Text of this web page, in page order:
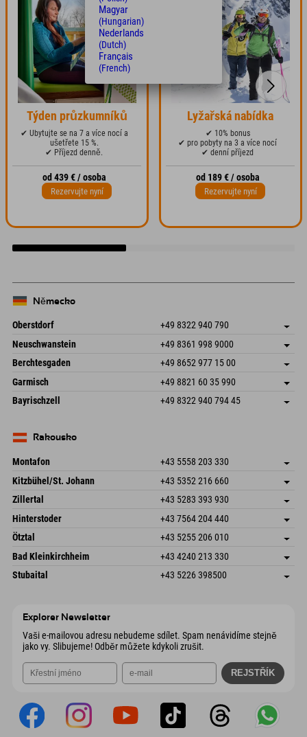
Týden průzkumníků
✔ Ubytujte se na 7 a více nocí a
ušetřete 15 %.
✔ Příjezd denně.
od 439 € / osoba
Rezervujte nyní
Lyžařská nabídka
✔ 10% bonus
✔ pro pobyty na 3 a více nocí
✔ denní příjezd
od 189 € / osoba
Rezervujte nyní
Německo
Oberstdorf +49 8322 940 790
An der Breitach 3
87538 Fischen I. Allgäu
Německo
Uložit adresu
Informace o příjezdu
Objednat
Neuschwanstein +49 8361 998 9000
An der Riese 45
87484 Nesselwang im Allgäu
Německo
Uložit adresu
Objednat
Berchtesgaden +49 8652 977 15 00
Hofreitstr. 7
83471 Schönau am Königssee
Německo
Uložit adresu
Informace o příjezdu
Objednat
Garmisch +49 8821 60 35 990
Frickenstraße 22
82490 Farchant
Uložit adresu
Bayrischzell +49 8322 940 794 45
Německo
Rakousko
Montafon +43 5558 203 330
Dorfstr. 127b
6793 Gaschurn/Montafon
Rakousko
Uložit adresu
Informace o příjezdu
Objednat
Kitzbühel/St. Johann +43 5352 216 660
Speckbacherstraße 87
Rakousko
Uložit adresu
Objednat
Zillertal +43 5283 393 930
Schmiedau 2
6272 Kaltenbach im Zillertal
Rakousko
Uložit adresu
Informace o příjezdu
Objednat
Hinterstoder +43 7564 204 440
Freizeitpark 10
Rakousko
Uložit adresu
Objednat
Ötztal +43 5255 206 010
Gscheat 14
6441 Umhausen
Rakousko
Uložit adresu
Informace o příjezdu
Objednat
Bad Kleinkirchheim +43 4240 213 330
Dorfstraße 24
Uložit adresu
Stubaital +43 5226 398500
Explorer Newsletter
Vaši e-mailovou adresu nebudeme sdílet. Spam nenávidíme stejně
jako vy. Slibujeme! Odběr můžete kdykoli zrušit.
Magyar
(Hungarian)
Nederlands
(Dutch)
Français
(French)